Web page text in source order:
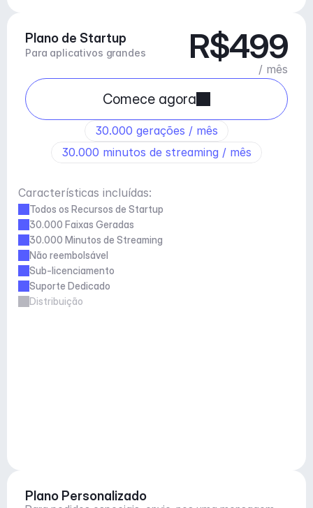
Plano de Startup
Para aplicativos grandes R$499
/ mês
Comece agora
30.000 gerações / mês
30.000 minutos de streaming / mês
Características incluídas:
Todos os Recursos de Startup
30.000 Faixas Geradas
30.000 Minutos de Streaming
Não reembolsável
Sub-licenciamento
Suporte Dedicado
Distribuição
Plano Personalizado